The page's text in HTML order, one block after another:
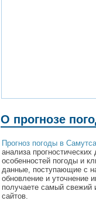
О прогнозе
Прогноз погоды в
анализа
особенностей погоды и
данные, поступающие с
обновление и уточнение
получаете самый свежий
сайтов.